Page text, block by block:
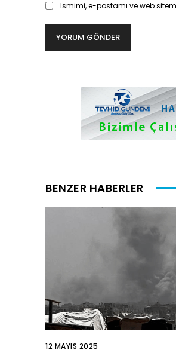
Ismimi, e-postamı ve web
BENZER HABERLER
12 MAYIS 2025